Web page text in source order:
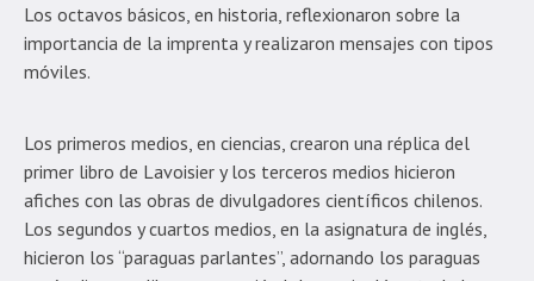
Los octavos básicos, en historia, reflexionaron sobre la
importancia de la imprenta y realizaron mensajes con tipos
móviles.
Los primeros medios, en ciencias, crearon una réplica del
primer libro de Lavoisier y los terceros medios hicieron
afiches con las obras de divulgadores científicos chilenos.
Los segundos y cuartos medios, en la asignatura de inglés,
hicieron los “paraguas parlantes”, adornando los paraguas